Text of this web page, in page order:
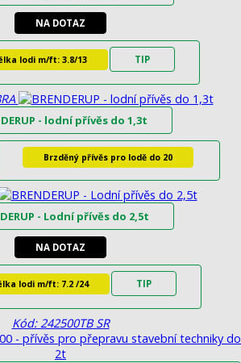
NA DOTAZ
lodi m/ft: 3.8/13 TIP
- lodní přívěs do 1,3t
Brzděný přívěs pro lodě do 20
- Lodní přívěs do 2,5t
NA DOTAZ
lodi m/ft: 7.2 /24 TIP
Kód: 242500TB SR